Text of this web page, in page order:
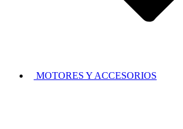
MOTORES Y ACCESORIOS